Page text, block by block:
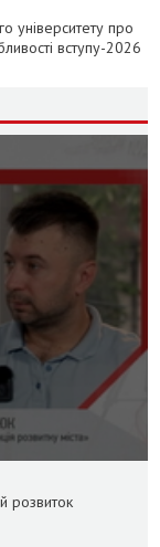
університету про
вступу-2026
розвиток